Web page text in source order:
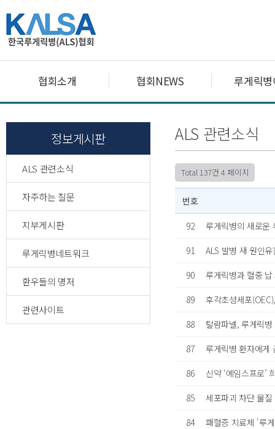
협회소개 협회NEWS 루게릭
정보게시판
ALS 관련소식
자주하는 질문
지부게시판
루게릭병네트워크
환우들의 명저
관련사이트
ALS 관련소식
Total 137건 4 페이지
번호
92
루게릭병의 새로운
91
ALS 발병 새 원인
90
루게릭병과 혈중 납
89
후각초성세포
88
탈람파넬, 루게릭
87
루게릭병 환자에게
86
신약 ‘에임스프로’
85
세포파괴 차단 물
84
패혈증 치료제 '루